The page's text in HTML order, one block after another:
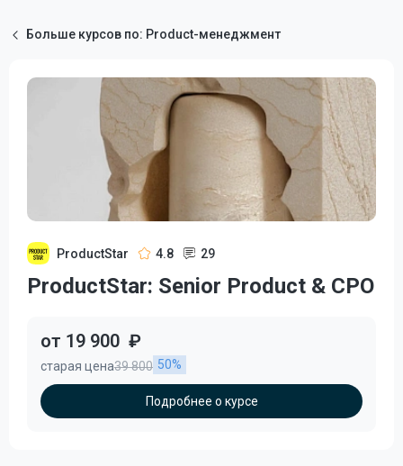
Больше курсов по: Product-менеджмент
ProductStar 4.8 29
ProductStar: Senior Product & CPO
от 19 900 ₽
старая цена39 800 50%
Подробнее о курсе